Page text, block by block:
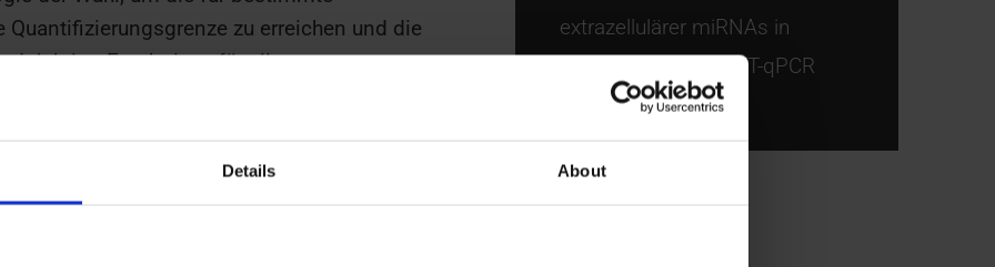
Details About
zu erreichen und die
Injektion Ergebnisse für alle
allgemein validierten Methode zu
mindestens drei repräsentativen
um die gesamte potenzielle
sollten Parameter wie unterschiedliche
extrazellulärer miRNAs in
Blutproben mittels RT-qPCR